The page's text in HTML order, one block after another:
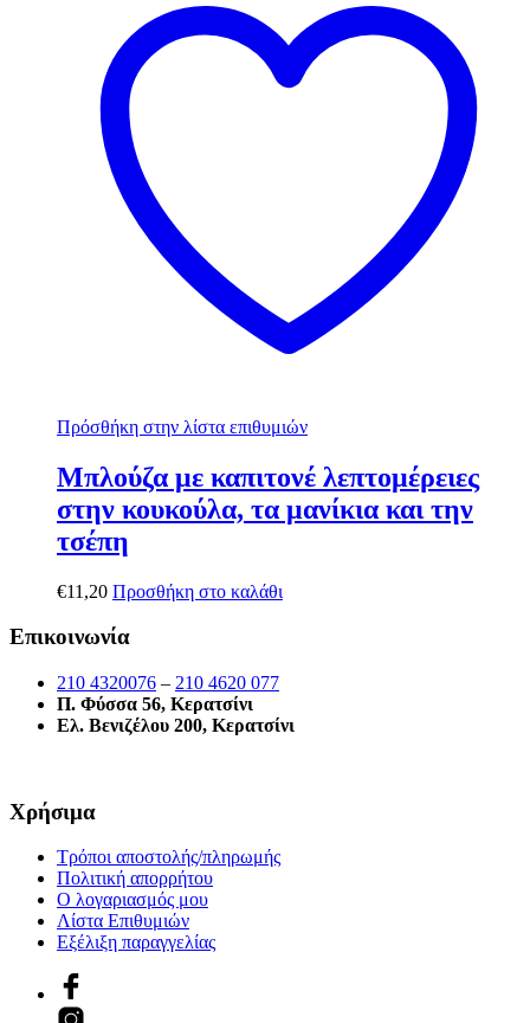
Πρόσθήκη στην λίστα επιθυμιών
Μπλούζα με καπιτονέ λεπτομέρειες
στην κουκούλα, τα μανίκια και την
τσέπη
€11,20 Προσθήκη στο καλάθι
Επικοινωνία
210 4320076 – 210 4620 077
Π. Φύσσα 56, Κερατσίνι
Ελ. Βενιζέλου 200, Κερατσίνι
Χρήσιμα
Τρόποι αποστολής/πληρωμής
Πολιτική απορρήτου
Ο λογαριασμός μου
Λίστα Επιθυμιών
Εξέλιξη παραγγελίας